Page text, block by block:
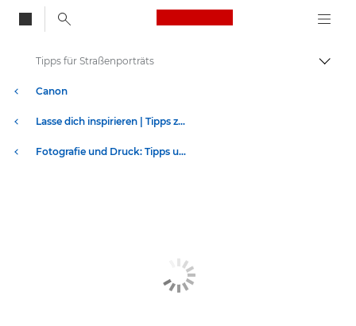
Canon Logo, back
Auf
Canon
Lasse dich inspirieren | Tipps zur Fotografie und zum Drucken sowie Kaufratgeber
Fotografie und Druck: Tipps und Techniken
Tipps für Straßenporträts